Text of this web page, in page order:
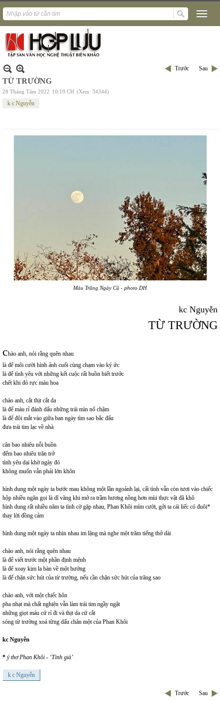
Trước Sau
TỪ TRƯỜNG
28 Tháng Tám 2022 10:19 CH (Xem: 34344)
k c Nguyễn
Màu Trăng Ngày Cũ - photo DH
kc Nguyễn
TỪ TRƯỜNG
chào anh, nói rằng quên nhau
là để môi cười hình ảnh cuối cùng chạm vào ký ức
là để tình yêu với những kết cuộc rất buồn biết trước
chết khi đỏ rực màu hoa
chào anh, cắt thịt cắt da
là để máu rỉ đánh dấu những trái mìn nổ chậm
là để đôi mắt vào giữa ban ngày tìm sao bắc đẩu
đưa trái tim lạc về nhà
cân bao nhiêu nỗi buồn
đếm bao nhiêu trăn trở
tình yêu dại khờ ngày đó
không muốn vẫn phải lớn khôn
hình dung một ngày ta bước mau không một lần ngoảnh lại, cất tình vẫn còn tươi vào chiếc
hộp nhiều ngăn gọi là dĩ vãng khi mở ra trầm hương nồng hơn mùi thực vật đã khô
hình dung rất nhiều năm ta tình cờ gặp nhau, Phan Khôi mỉm cười, gởi ta cái liếc có đuôi*
thay lời đồng cảm
hình dung một ngày ta nhìn nhau im lặng mà nghe một trăm tiếng thở dài
chào anh, nói rằng quên nhau
là để viết trước một phần định mệnh
là để xoay kim la bàn về một hướng
là để chặn sức hút của từ trường, nếu cần chặn sức hút của trăng sao
chào anh, với một chiếc hôn
pha nhạt mà chất nghiện vẫn làm trái tim ngầy ngật
những giọt máu cứ rỉ đi và thịt da cứ cắt
sóng từ trường xoá từng dấu chân một của Phan Khôi
kc Nguyễn
* ý thơ Phan Khôi - ‘Tình già’
k c Nguyễn
Trước Sau